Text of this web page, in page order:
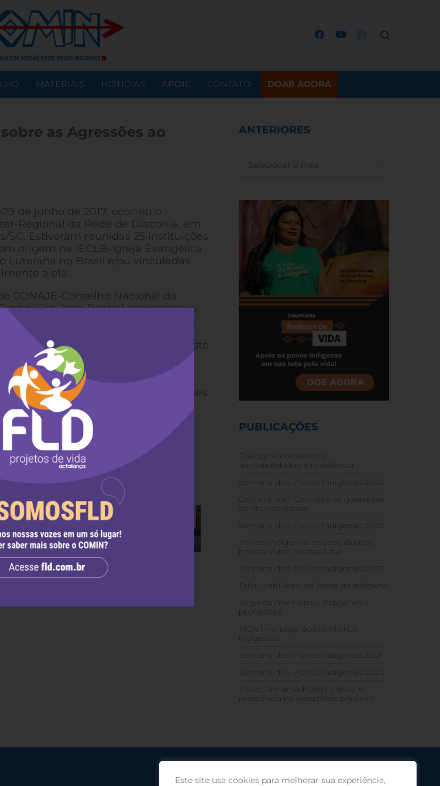
Este site usa cookies para melhorar sua experiência,
MATERIAIS NOTÍCIAS APOIE CONTATO DOAR AGORA
as Agressões ao
de junho de 2017, ocorreu o
Regional da Rede de Diaconia, em
SC. Estiveram reunidas 25 instituições
origem na IECLB-Igreja Evangélica
Luterana no Brasil e/ou vinculadas
a ela.
CONAJE-Conselho Nacional da
Iago Boebel apresentou o
Repúdio e Esclarecimento sobre as
povo Laklãnõ Xokleng em face à
(vejacomin.org.br
). Este Manifesto
Indigenista Missionário e o
de Blumenau.
motivou as pessoas presentes
para suas instituições e, assim,
que a Rede de Diaconia também
e Esclarecimento sobre as
ANTERIORES
PUBLICAÇÕES
Diálogos interétnicos:
ancestralidades e resistência
Semana dos Povos Indígenas 2024
Quem é ela? Conheça as guerreiras
da ancestralidade
Semana dos Povos Indígenas 2023
Povos Indígenas: nossos direitos,
nossas vidas, nossas lutas
Semana dos Povos Indígenas 2022
Talin – tabuleiro de literatura indígena
Jogo da memória – Indígenas e
profissões
MOVÍ – o jogo dos territórios
indígenas
Semana dos Povos Indígenas 2021
Semana dos Povos Indígenas 2020
Povo Jamamadi Deni – festa e
resistência na Amazônia brasileira